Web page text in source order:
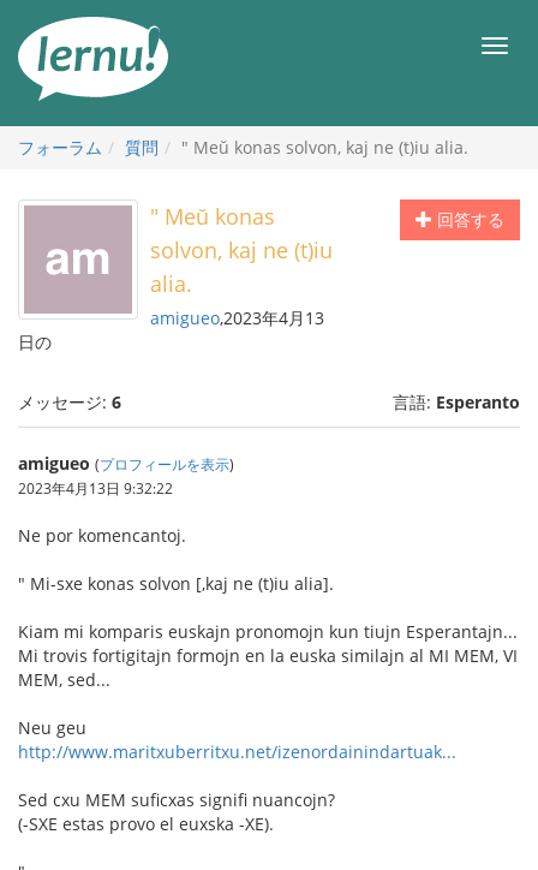
メ
フォーラム
質問 " Meŭ konas solvon, kaj ne (t)iu alia.
回答する
" Meŭ konas
solvon, kaj ne (t)iu
alia.
amigueo,2023年4月13
日の
メッセージ: 6 言語: Esperanto
amigueo (プロフィールを表示)
2023年4月13日 9:32:22
Ne por komencantoj.
" Mi-sxe konas solvon [,kaj ne (t)iu alia].
Kiam mi komparis euskajn pronomojn kun tiujn Esperantajn...
Mi trovis fortigitajn formojn en la euska similajn al MI MEM, VI
MEM, sed...
Neu geu
http://www.maritxuberritxu.net/izenordainindartuak...
Sed cxu MEM suficxas signifi nuancojn?
(-SXE estas provo el euxska -XE).